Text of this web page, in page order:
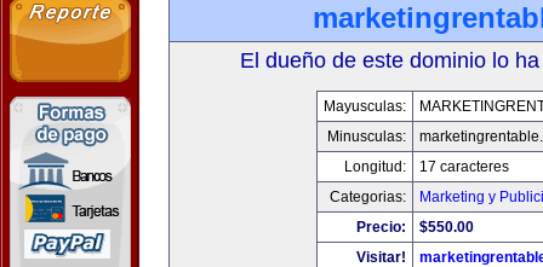
El dueño de este dominio lo
Mayusculas:
Minusculas:
Longitud:
17 caracteres
Categorias:
Marketing y
Precio:
$550.00
Visitar!